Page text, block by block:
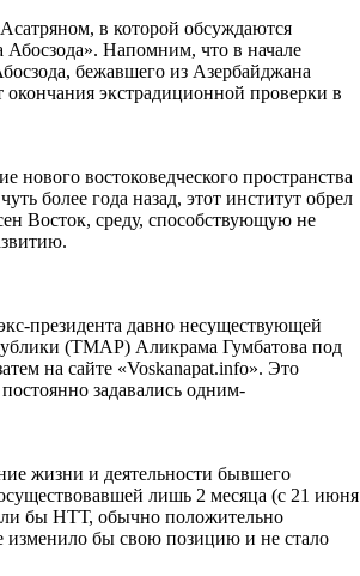
в которой обсуждаются
Напомним, что в начале
бежавшего из Азербайджана
экстрадиционной проверки в
востоковедческого пространства
более года назад, этот институт обрел
Восток, среду, способствующую не
президента давно несуществующей
(ТМАР) Аликрама Гумбатова под
на сайте «Voskanapat.info». Это
задавались одним-
жизни и деятельности бывшего
лишь 2 месяца (с 21 июня
бы НТТ, обычно положительно
изменило бы свою позицию и не стало